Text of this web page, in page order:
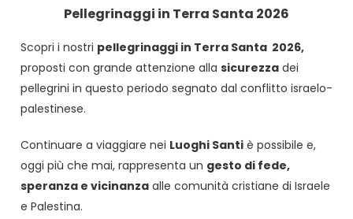
Pellegrinaggi in Terra Santa 2026
Scopri i nostri pellegrinaggi in Terra Santa 2026,
proposti con grande attenzione alla sicurezza dei
pellegrini in questo periodo segnato dal conflitto israelo-
palestinese.
Continuare a viaggiare nei Luoghi Santi è possibile e,
oggi più che mai, rappresenta un gesto di fede,
speranza e vicinanza alle comunità cristiane di Israele
e Palestina.